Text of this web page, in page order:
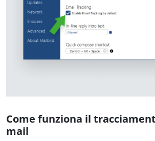
Come funziona il
mail